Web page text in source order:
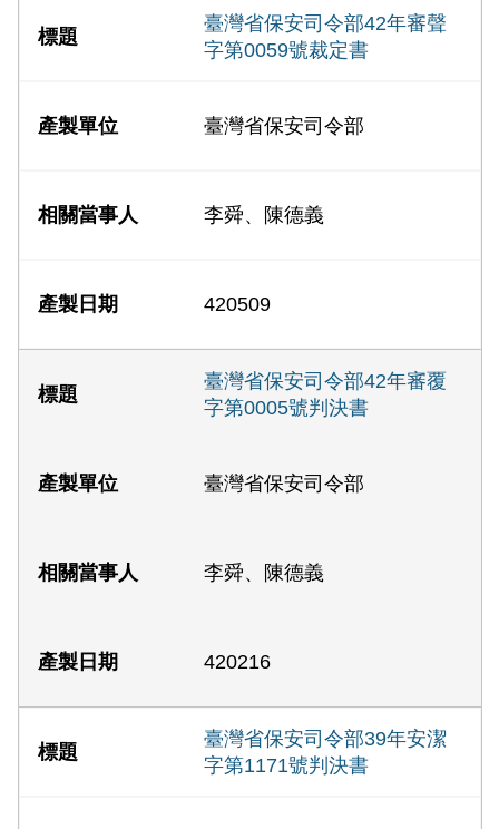
臺灣省保安司令部42年審聲
字第0059號裁定書
臺灣省保安司令部
李舜、陳德義
420509
臺灣省保安司令部42年審覆
字第0005號判決書
臺灣省保安司令部
李舜、陳德義
420216
臺灣省保安司令部39年安潔
字第1171號判決書